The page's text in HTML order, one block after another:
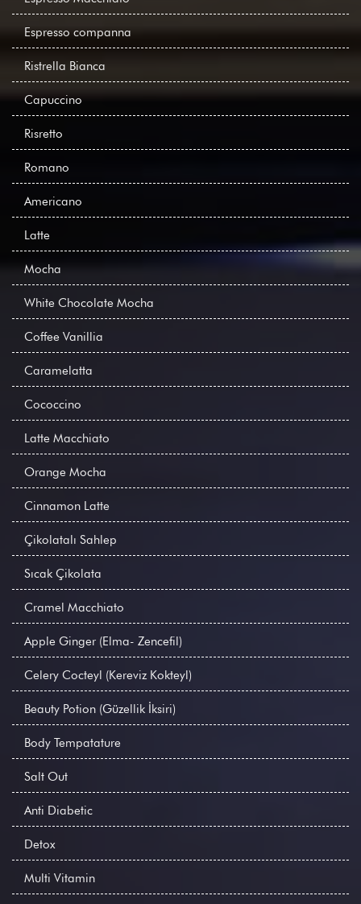
Espresso companna
Ristrella Bianca
Capuccino
Risretto
Romano
Americano
Latte
Mocha
White Chocolate Mocha
Coffee Vanillia
Caramelatta
Cococcino
Latte Macchiato
Orange Mocha
Cinnamon Latte
Çikolatalı Sahlep
Sıcak Çikolata
Cramel Macchiato
Apple Ginger (Elma- Zencefil)
Celery Cocteyl (Kereviz Kokteyl)
Beauty Potion (Güzellik İksiri)
Body Tempatature
Salt Out
Anti Diabetic
Detox
Multi Vitamin